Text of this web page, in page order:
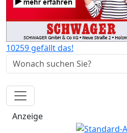
10259 gefällt das!
Anzeige